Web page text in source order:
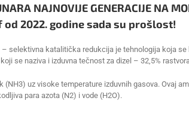
NAJNOVIJE GENERACIJE
od 2022. godine sada su prošlost!
selektivna katalitička redukcija je tehnologija koja
se naziva i izduvna tečnost za dizel – 32,5%
(NH3) uz visoke temperature izduvnih gasova. Ovaj
para azota (N2) i vode (H2O).